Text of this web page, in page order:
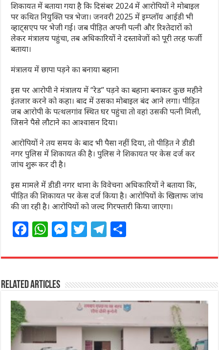
शिकायत में बताया गया है कि दिसंबर 2024 में आरोपियों ने मोबाइल
पर कथित नियुक्ति पत्र भेजा। जनवरी 2025 में इम्प्लॉय आईडी भी
व्हाट्सएप पर भेजी गई। जब पीड़ित अपनी पत्नी और रिश्तेदारों को
लेकर मंत्रालय पहुंचा, तब अधिकारियों ने दस्तावेजों को पूरी तरह फर्जी
बताया।
मंत्रालय में छापा पड़ने का बनाया बहाना
इस पर आरोपी ने मंत्रालय में “रेड” पड़ने का बहाना बनाकर कुछ महीने
इंतजार करने को कहा। बाद में उसका मोबाइल बंद आने लगा। पीड़ित
जब आरोपी के पत्थलगांव स्थित घर पहुंचा तो वहां उसकी पत्नी मिली,
जिसने पैसे लौटाने का आश्वासन दिया।
आरोपियों ने तय समय के बाद भी पैसा नहीं दिया, तो पीड़ित ने डीडी
नगर पुलिस में शिकायत की है। पुलिस ने शिकायत पर केस दर्ज कर
जांच शुरू कर दी है।
इस मामले में डीडी नगर थाना के विवेचना अधिकारियों ने बताया कि,
पीड़ित की शिकायत पर केस दर्ज किया है। आरोपियों के खिलाफ जांच
की जा रही है। आरोपियों को जल्द गिरफ्तारी किया जाएगा।
F
c
e
b
o
o
k
W
at
s
A
p
p
M
ss
n
g
e
r
T
itt
r
T
e
ra
m
ar
Related Articles